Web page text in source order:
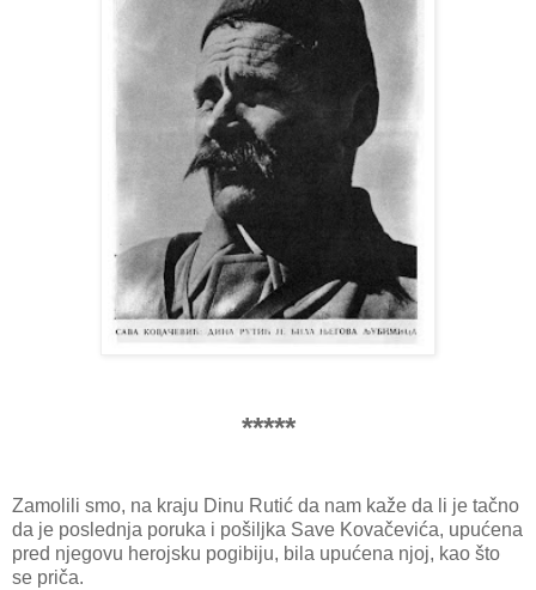
*****
Zamolili smo, na kraju Dinu Rutić da nam kaže da li je tačno
da je poslednja poruka i pošiljka Save Kovačevića, upućena
pred njegovu herojsku pogibiju, bila upućena njoj, kao što
se priča.